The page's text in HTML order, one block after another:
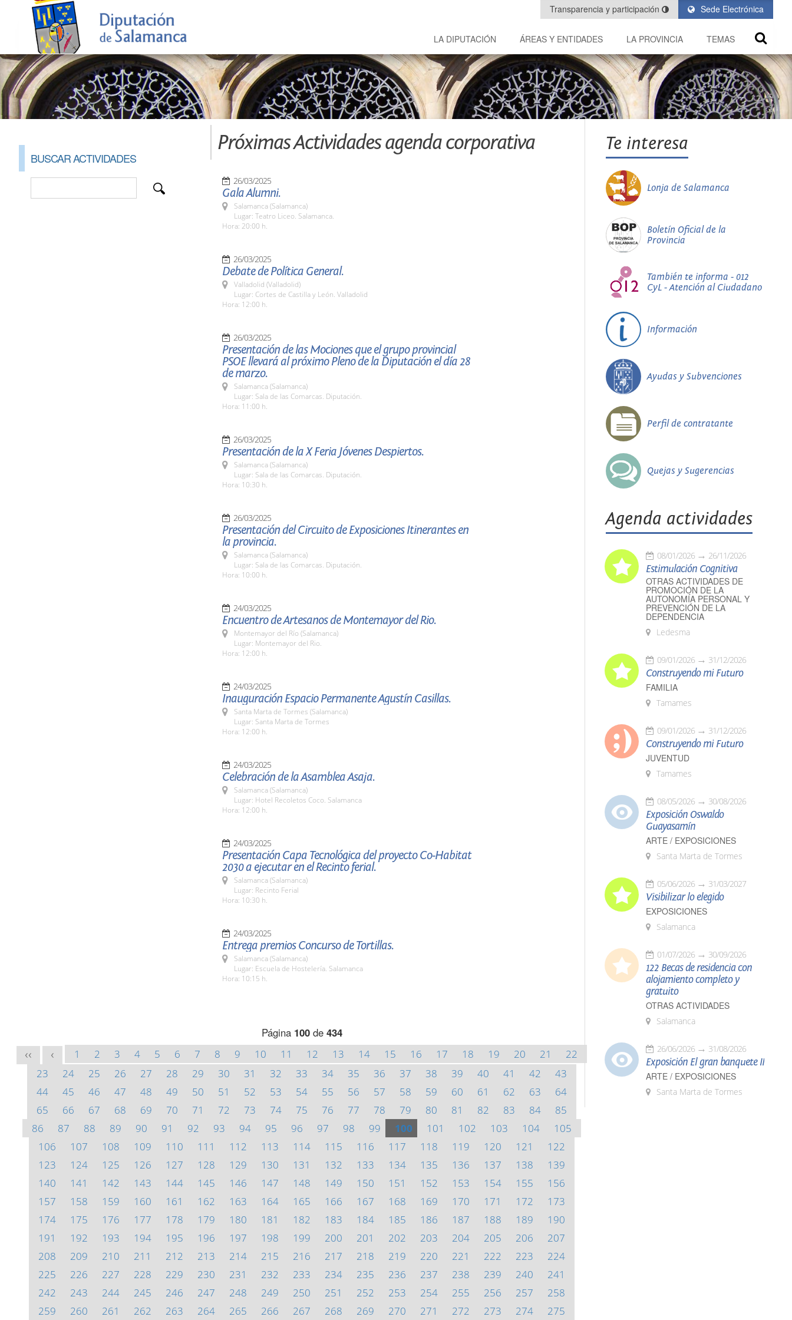
Sede Electrónica
Transparencia y participación
LA DIPUTACIÓN ÁREAS Y ENTIDADES LA PROVINCIA TEMAS
BUSCAR ACTIVIDADES
Próximas Actividades agenda corporativa
26/03/2025
Gala Alumni.
Salamanca (Salamanca)
Lugar: Teatro Liceo. Salamanca.
Hora: 20:00 h.
26/03/2025
Debate de Política General.
Valladolid (Valladolid)
Lugar: Cortes de Castilla y León. Valladolid
Hora: 12:00 h.
26/03/2025
Presentación de las Mociones que el grupo provincial
PSOE llevará al próximo Pleno de la Diputación el día 28
de marzo.
Salamanca (Salamanca)
Lugar: Sala de las Comarcas. Diputación.
Hora: 11:00 h.
26/03/2025
Presentación de la X Feria Jóvenes Despiertos.
Salamanca (Salamanca)
Lugar: Sala de las Comarcas. Diputación.
Hora: 10:30 h.
26/03/2025
Presentación del Circuito de Exposiciones Itinerantes en
la provincia.
Salamanca (Salamanca)
Lugar: Sala de las Comarcas. Diputación.
Hora: 10:00 h.
24/03/2025
Encuentro de Artesanos de Montemayor del Rio.
Montemayor del Río (Salamanca)
Lugar: Montemayor del Rio.
Hora: 12:00 h.
24/03/2025
Inauguración Espacio Permanente Agustín Casillas.
Santa Marta de Tormes (Salamanca)
Lugar: Santa Marta de Tormes
Hora: 12:00 h.
24/03/2025
Celebración de la Asamblea Asaja.
Salamanca (Salamanca)
Lugar: Hotel Recoletos Coco. Salamanca
Hora: 12:00 h.
24/03/2025
Presentación Capa Tecnológica del proyecto Co-Habitat
2030 a ejecutar en el Recinto ferial.
Salamanca (Salamanca)
Lugar: Recinto Ferial
Hora: 10:30 h.
24/03/2025
Entrega premios Concurso de Tortillas.
Salamanca (Salamanca)
Lugar: Escuela de Hostelería. Salamanca
Hora: 10:15 h.
Página 100de 434
<< < 1 2 3 4 5 6 7 8 9 10 11 12 13 14 15 16 17 18 19 20 21
22
23
24 25 26 27 28 29 30 31 32 33 34 35 36 37 38 39 40 41 42
43
44
45 46 47 48 49 50 51 52 53 54 55 56 57 58 59 60 61 62 63
64
65
66 67 68 69 70 71 72 73 74 75 76 77 78 79 80 81 82 83 84
85
86
87 88 89 90 91 92 93 94 95 96 97 98 99 100 101 102 103 104
105
106
107 108 109 110 111 112 113 114 115 116 117 118 119 120 121
122
123
124 125 126 127 128 129 130 131 132 133 134 135 136 137 138
139
140
141 142 143 144 145 146 147 148 149 150 151 152 153 154 155
156
157
158 159 160 161 162 163 164 165 166 167 168 169 170 171 172
173
174
175 176 177 178 179 180 181 182 183 184 185 186 187 188 189
190
191
192 193 194 195 196 197 198 199 200 201 202 203 204 205 206
207
208
209 210 211 212 213 214 215 216 217 218 219 220 221 222 223
224
225
226 227 228 229 230 231 232 233 234 235 236 237 238 239 240
241
242
243 244 245 246 247 248 249 250 251 252 253 254 255 256 257
258
259
260 261 262 263 264 265 266 267 268 269 270 271 272 273 274 275
Te interesa
Lonja de Salamanca
Boletín Oficial de la
Provincia
También te informa - 012
CyL - Atención al Ciudadano
Información
Ayudas y Subvenciones
Perfil de contratante
Quejas y Sugerencias
Agenda actividades
08/01/2026 26/11/2026
Estimulación Cognitiva
OTRAS ACTIVIDADES DE
PROMOCIÓN DE LA
AUTONOMÍA PERSONAL Y
PREVENCIÓN DE LA
DEPENDENCIA
Ledesma
09/01/2026 31/12/2026
Construyendo mi Futuro
FAMILIA
Tamames
09/01/2026 31/12/2026
Construyendo mi Futuro
JUVENTUD
Tamames
08/05/2026 30/08/2026
Exposición Oswaldo
Guayasamín
ARTE / EXPOSICIONES
Santa Marta de Tormes
05/06/2026 31/03/2027
Visibilizar lo elegido
EXPOSICIONES
Salamanca
01/07/2026 30/09/2026
122 Becas de residencia con
alojamiento completo y
gratuito
OTRAS ACTIVIDADES
Salamanca
26/06/2026 31/08/2026
Exposición El gran banquete II
ARTE / EXPOSICIONES
Santa Marta de Tormes